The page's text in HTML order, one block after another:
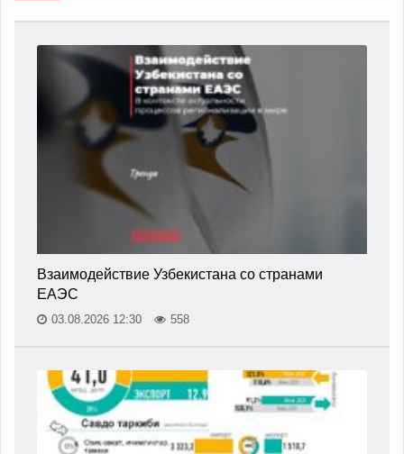
Взаимодействие Узбекистана со странами
ЕАЭС
03.08.2026 12:30 558